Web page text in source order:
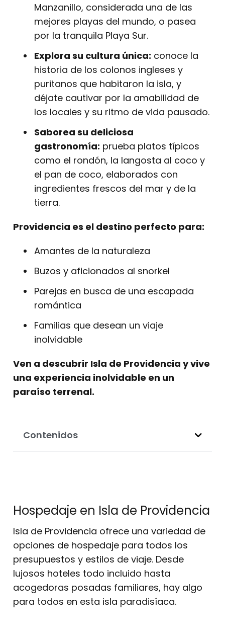
Manzanillo, considerada una de las
mejores playas del mundo, o pasea
por la tranquila Playa Sur.
Explora su cultura única: conoce la
historia de los colonos ingleses y
puritanos que habitaron la isla, y
déjate cautivar por la amabilidad de
los locales y su ritmo de vida pausado.
Saborea su deliciosa
gastronomía: prueba platos típicos
como el rondón, la langosta al coco y
el pan de coco, elaborados con
ingredientes frescos del mar y de la
tierra.
Providencia es el destino perfecto para:
Amantes de la naturaleza
Buzos y aficionados al snorkel
Parejas en busca de una escapada
romántica
Familias que desean un viaje
inolvidable
Ven a descubrir Isla de Providencia y vive
una experiencia inolvidable en un
paraíso terrenal.
Contenidos
Hospedaje en Isla de Providencia
Isla de Providencia ofrece una variedad de
opciones de hospedaje para todos los
presupuestos y estilos de viaje. Desde
lujosos hoteles todo incluido hasta
acogedoras posadas familiares, hay algo
para todos en esta isla paradisíaca.